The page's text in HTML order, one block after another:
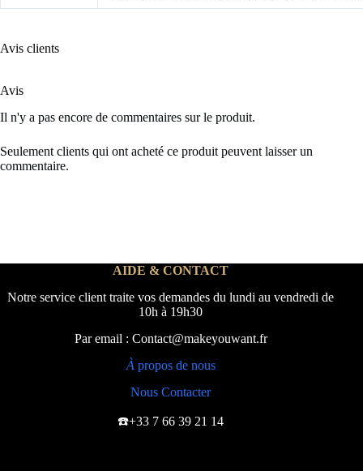
Avis clients
Avis
Il n'y a pas encore de commentaires sur le produit.
Seulement clients qui ont acheté ce produit peuvent laisser un
commentaire.
AIDE & CONTACT
Notre service client traite vos demandes du lundi au vendredi de
10h à 19h30
Par email : Contact@makeyouwant.fr
À propos de nous
Nous Contacter
☎️+33 7 66 39 21 14